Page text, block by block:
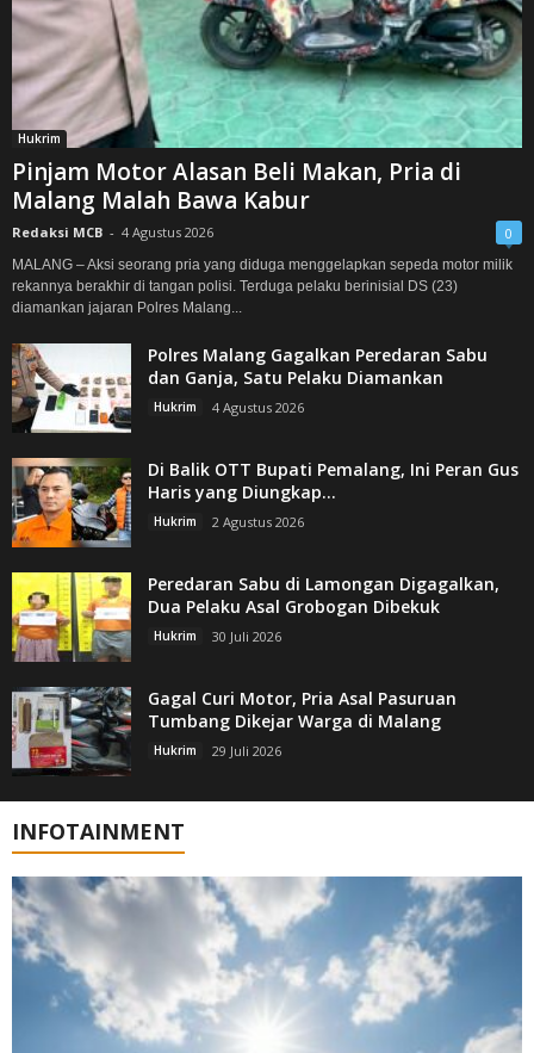
Hukrim
Pinjam Motor Alasan Beli Makan, Pria di
Malang Malah Bawa Kabur
Redaksi MCB - 4 Agustus 2026 0
MALANG – Aksi seorang pria yang diduga menggelapkan sepeda motor milik
rekannya berakhir di tangan polisi. Terduga pelaku berinisial DS (23)
diamankan jajaran Polres Malang...
Polres Malang Gagalkan Peredaran Sabu
dan Ganja, Satu Pelaku Diamankan
Hukrim 4 Agustus 2026
Di Balik OTT Bupati Pemalang, Ini Peran Gus
Haris yang Diungkap...
Hukrim 2 Agustus 2026
Peredaran Sabu di Lamongan Digagalkan,
Dua Pelaku Asal Grobogan Dibekuk
Hukrim 30 Juli 2026
Gagal Curi Motor, Pria Asal Pasuruan
Tumbang Dikejar Warga di Malang
Hukrim 29 Juli 2026
INFOTAINMENT